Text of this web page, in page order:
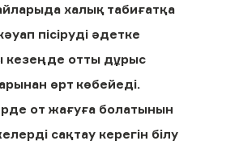
халық табиғатқа
пісіруді әдетке
отты дұрыс
өрт көбейеді.
от жағуға болатынын
сақтау керегін білу